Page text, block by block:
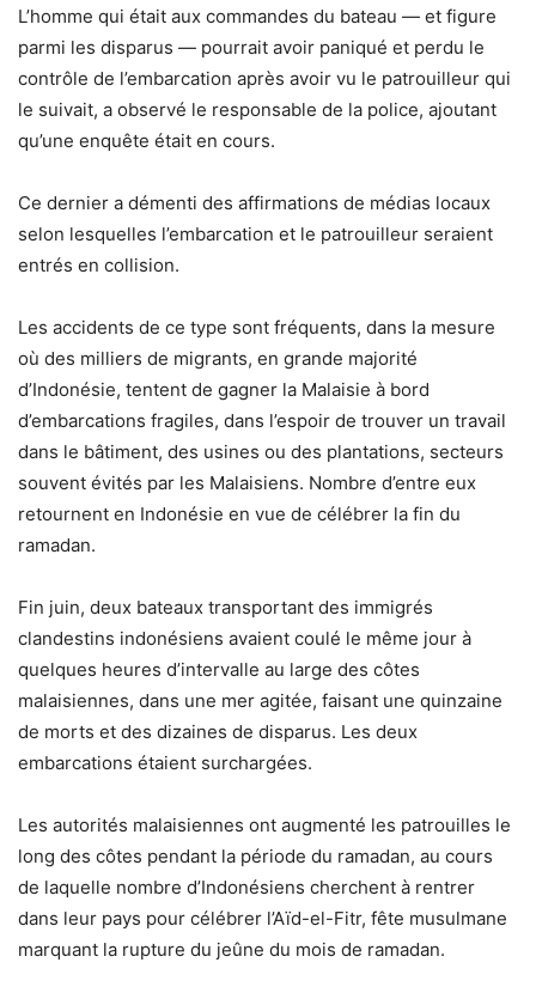
L’homme qui était aux commandes du bateau — et figure
parmi les disparus — pourrait avoir paniqué et perdu le
contrôle de l’embarcation après avoir vu le patrouilleur qui
le suivait, a observé le responsable de la police, ajoutant
qu’une enquête était en cours.
Ce dernier a démenti des affirmations de médias locaux
selon lesquelles l’embarcation et le patrouilleur seraient
entrés en collision.
Les accidents de ce type sont fréquents, dans la mesure
où des milliers de migrants, en grande majorité
d’Indonésie, tentent de gagner la Malaisie à bord
d’embarcations fragiles, dans l’espoir de trouver un travail
dans le bâtiment, des usines ou des plantations, secteurs
souvent évités par les Malaisiens. Nombre d’entre eux
retournent en Indonésie en vue de célébrer la fin du
ramadan.
Fin juin, deux bateaux transportant des immigrés
clandestins indonésiens avaient coulé le même jour à
quelques heures d’intervalle au large des côtes
malaisiennes, dans une mer agitée, faisant une quinzaine
de morts et des dizaines de disparus. Les deux
embarcations étaient surchargées.
Les autorités malaisiennes ont augmenté les patrouilles le
long des côtes pendant la période du ramadan, au cours
de laquelle nombre d’Indonésiens cherchent à rentrer
dans leur pays pour célébrer l’Aïd-el-Fitr, fête musulmane
marquant la rupture du jeûne du mois de ramadan.